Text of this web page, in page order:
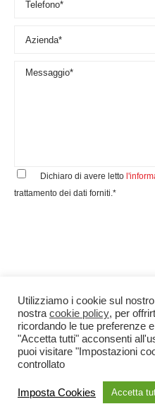
Dichiaro di avere letto
trattamento dei dati forniti.*
Privacy
Utilizziamo i cookie sul
nostra cookie policy, per
ricordando le tue preferenze
"Accetta tutti" acconsenti
puoi visitare "Impostazioni
controllato
Imposta Cookies Accetta